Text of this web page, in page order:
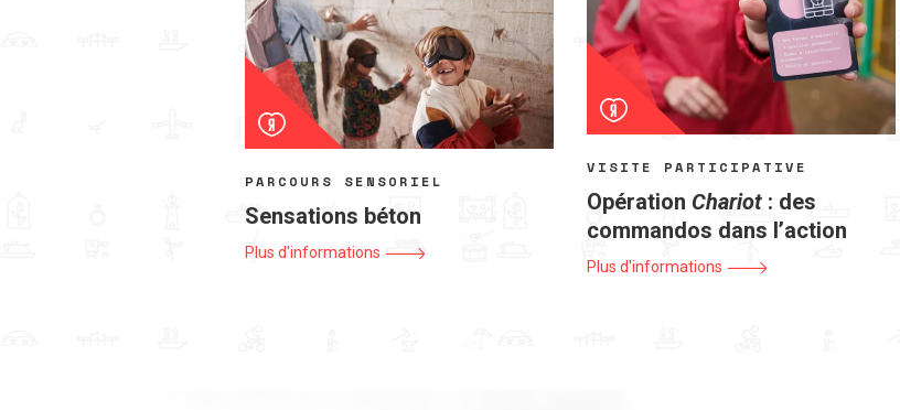
PARCOURS SENSORIEL
Sensations béton
Plus d'informations
VISITE PARTICIPATIVE
Opération Chariot: des
commandos dans l’action
Plus d'informations